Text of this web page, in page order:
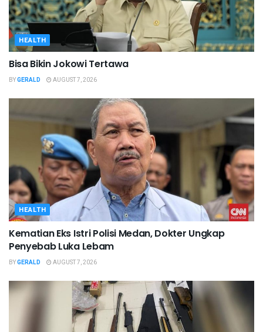
HEALTH
Bisa Bikin Jokowi Tertawa
BYGERALD AUGUST 7, 2026
HEALTH
Kematian Eks Istri Polisi Medan, Dokter Ungkap
Penyebab Luka Lebam
BYGERALD AUGUST 7, 2026